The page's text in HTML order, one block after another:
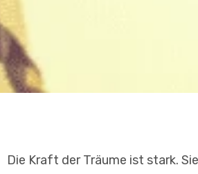
Die Kraft der Träume ist stark.